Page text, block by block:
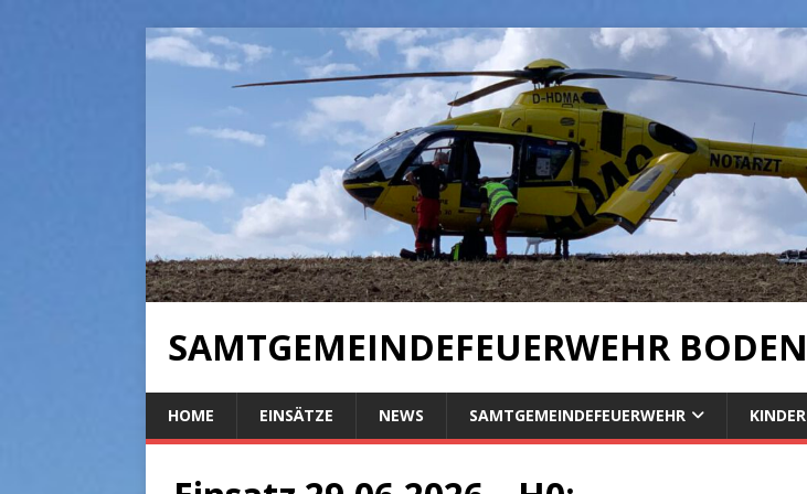
SAMTGEMEINDEFEUERWEHR
HOME EINSÄTZE NEWS SAMTGEMEINDEFEUERWEHR